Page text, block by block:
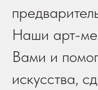
Наши арт-
Вами и
искусства,